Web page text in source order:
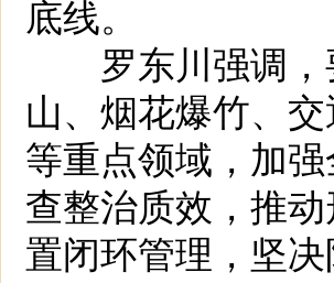
底线。
罗东川强调，
山、烟花爆竹、
等重点领域，加
查整治质效，推
置闭环管理，坚